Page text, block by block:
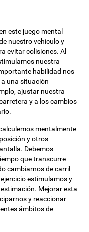
este juego mental
nuestro vehículo y
evitar colisiones. Al
nuestra
habilidad nos
una situación
ajustar nuestra
y a los cambios
mentalmente
y otros
Debemos
que transcurre
cambiarnos de carril
estimulamos y
Mejorar esta
y reaccionar
ámbitos de